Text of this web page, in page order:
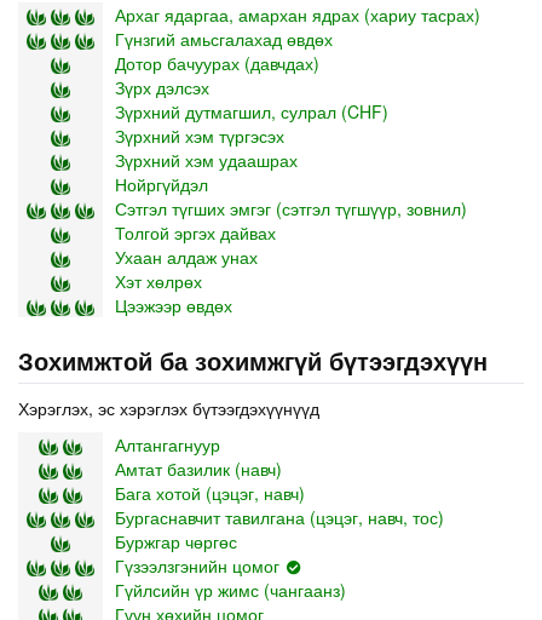
Архаг ядаргаа, амархан ядрах (хариу тасрах)
Гүнзгий амьсгалахад өвдөх
Дотор бачуурах (давчдах)
Зүрх дэлсэх
Зүрхний дутмагшил, сулрал (CHF)
Зүрхний хэм түргэсэх
Зүрхний хэм удаашрах
Нойргүйдэл
Сэтгэл түгших эмгэг (сэтгэл түгшүүр, зовнил)
Толгой эргэх дайвах
Ухаан алдаж унах
Хэт хөлрөх
Цээжээр өвдөх
Зохимжтой ба зохимжгүй бүтээгдэхүүн
Хэрэглэх, эс хэрэглэх бүтээгдэхүүнүүд
Алтангагнуур
Амтат базилик (навч)
Бага хотой (цэцэг, навч)
Бургаснавчит тавилгана (цэцэг, навч, тос)
Буржгар чөргөс
Гүзээлзгэнийн цомог
Гүйлсийн үр жимс (чангаанз)
Гүүн хөхийн цомог